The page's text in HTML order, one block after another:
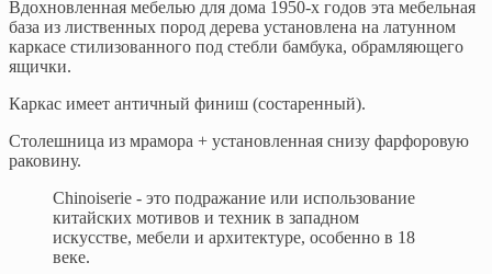
Вдохновленная мебелью для дома 1950-х годов эта мебельная
база из лиственных пород дерева установлена на латунном
каркасе стилизованного под стебли бамбука, обрамляющего
ящички.
Каркас имеет античный финиш (состаренный).
Столешница из мрамора + установленная снизу фарфоровую
раковину.
Chinoiserie - это подражание или использование
китайских мотивов и техник в западном
искусстве, мебели и архитектуре, особенно в 18
веке.